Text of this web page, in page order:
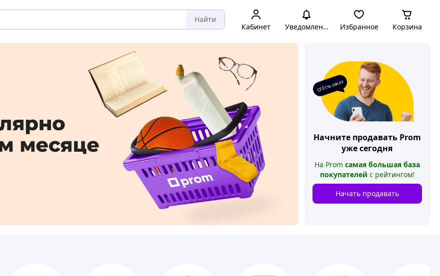
Найти
Кабинет Уведомления Избранное Корзина
О! Есть заказ
Начните продавать Prom
уже сегодня
На Prom самая большая база
покупателей с рейтингом!
Начать продавать